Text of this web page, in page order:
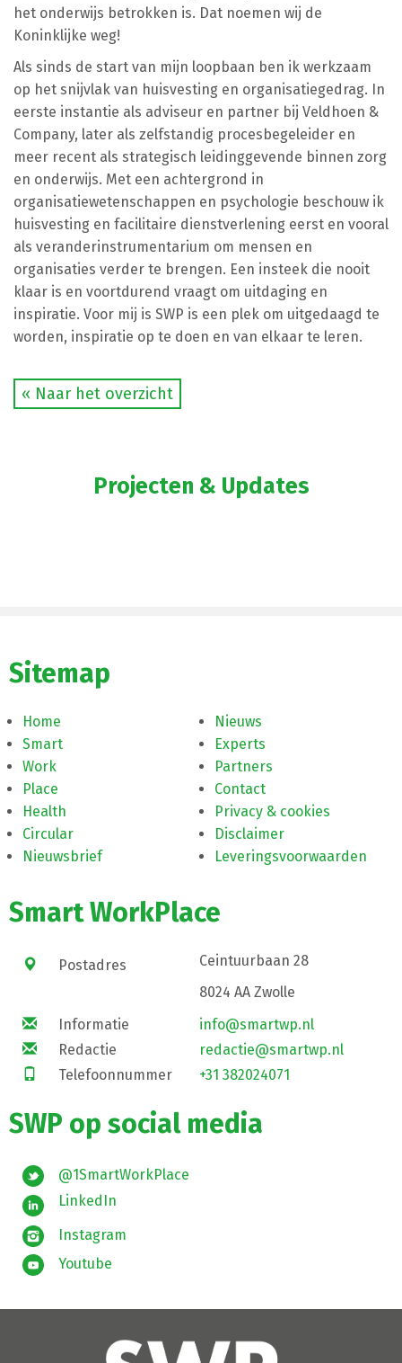
het onderwijs betrokken is. Dat noemen wij de
Koninklijke weg!
Als sinds de start van mijn loopbaan ben ik werkzaam
op het snijvlak van huisvesting en organisatiegedrag. In
eerste instantie als adviseur en partner bij Veldhoen &
Company, later als zelfstandig procesbegeleider en
meer recent als strategisch leidinggevende binnen zorg
en onderwijs. Met een achtergrond in
organisatiewetenschappen en psychologie beschouw ik
huisvesting en facilitaire dienstverlening eerst en vooral
als veranderinstrumentarium om mensen en
organisaties verder te brengen. Een insteek die nooit
klaar is en voortdurend vraagt om uitdaging en
inspiratie. Voor mij is SWP is een plek om uitgedaagd te
worden, inspiratie op te doen en van elkaar te leren.
« Naar het overzicht
Projecten & Updates
Sitemap
Home
Smart
Work
Place
Health
Circular
Nieuwsbrief
Nieuws
Experts
Partners
Contact
Privacy & cookies
Disclaimer
Leveringsvoorwaarden
Smart WorkPlace
Postadres
Ceintuurbaan 28
8024 AA Zwolle
Informatie
info@smartwp.nl
Redactie
redactie@smartwp.nl
Telefoonnummer
+31 382024071
SWP op social media
@1SmartWorkPlace
LinkedIn
Instagram
Youtube